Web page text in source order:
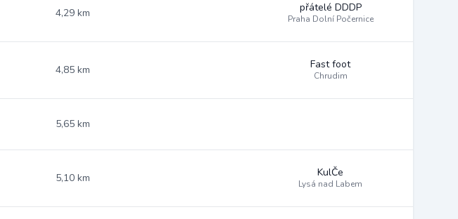
4,29 km přátelé DDDP
Praha Dolní Počernice
4,85 km Fast foot
Chrudim
5,65 km
5,10 km KulČe
Lysá nad Labem